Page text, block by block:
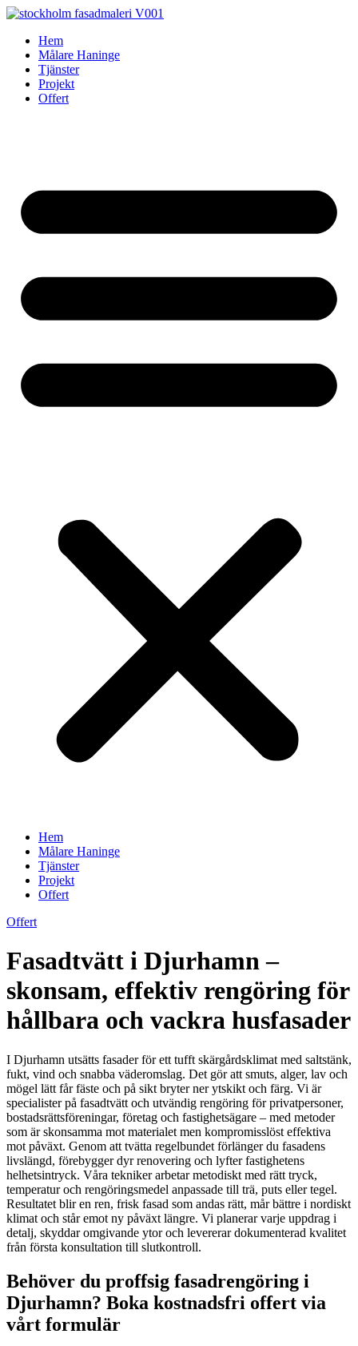
Skip
contentHem
Målare Haninge
Tjänster
Projekt
Offert
Hem
Målare Haninge
Tjänster
Projekt
Offert
Offert
Fasadtvätt i Djurhamn –
skonsam, effektiv rengöring för
hållbara och vackra husfasader
I Djurhamn utsätts fasader för ett tufft skärgårdsklimat med saltstänk,
fukt, vind och snabba väderomslag. Det gör att smuts, alger, lav och
mögel lätt får fäste och på sikt bryter ner ytskikt och färg. Vi är
specialister på fasadtvätt och utvändig rengöring för privatpersoner,
bostadsrättsföreningar, företag och fastighetsägare – med metoder
som är skonsamma mot materialet men kompromisslöst effektiva
mot påväxt. Genom att tvätta regelbundet förlänger du fasadens
livslängd, förebygger dyr renovering och lyfter fastighetens
helhetsintryck. Våra tekniker arbetar metodiskt med rätt tryck,
temperatur och rengöringsmedel anpassade till trä, puts eller tegel.
Resultatet blir en ren, frisk fasad som andas rätt, mår bättre i nordiskt
klimat och står emot ny påväxt längre. Vi planerar varje uppdrag i
detalj, skyddar omgivande ytor och levererar dokumenterad kvalitet
från första konsultation till slutkontroll.
Behöver du proffsig fasadrengöring i
Djurhamn? Boka kostnadsfri offert via
vårt formulär